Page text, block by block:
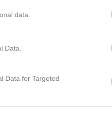
data.
Data.
Data for Targeted
worte aber
überhaupt